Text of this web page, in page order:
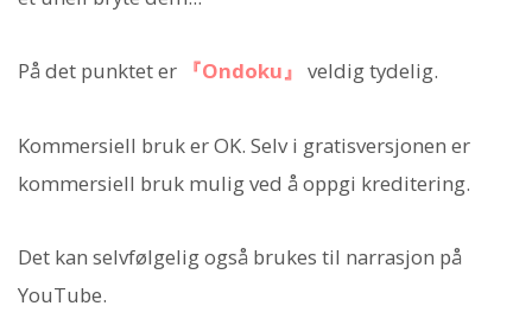
På det punktet er 『Ondoku』 veldig tydelig.
Kommersiell bruk er OK. Selv i gratisversjonen er
kommersiell bruk mulig ved å oppgi kreditering.
Det kan selvfølgelig også brukes til narrasjon på
YouTube.